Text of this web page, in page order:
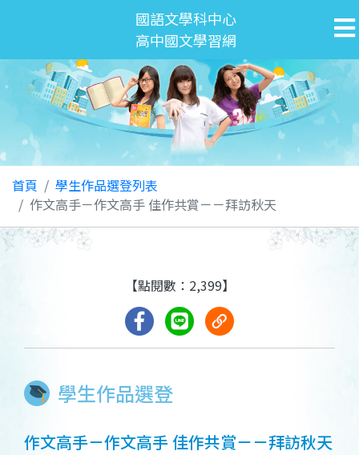
國語文學科中心
高中國文學習網
首頁
學生作品選登列表
作文高手－作文高手 佳作共賞－－拜訪秋天
學生作品選登
【點閱數：2,399】
作文高手－作文高手 佳作共賞－－拜訪秋天